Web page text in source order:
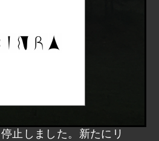
止しました。新たにリ